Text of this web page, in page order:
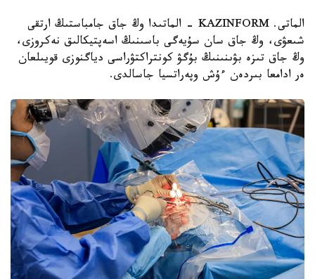
الماتى. KAZINFORM - الماتىدا وڭ جاق جامباستىڭ ارتقى
شىعۋى، وڭ جاق سان سۇيەگى باسىنىڭ اسەپتيكالىق نەكروزى،
وڭ جاق تىزە بۋىنىنىڭ بۇگۋ كونتراكتۋراسى دياگنوزى قويىلعان
ەر ادامعا بىردەن ءۇش وپەراتسيا جاسالدى.